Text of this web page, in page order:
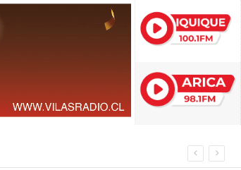
REPARACIONES DE GUERRA